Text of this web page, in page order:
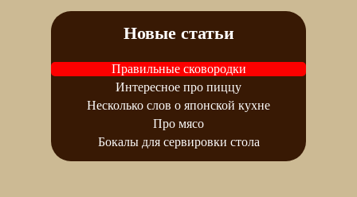
Новые статьи
Правильные сковородки
Интересное про пиццу
Несколько слов о японской кухне
Про мясо
Бокалы для сервировки стола